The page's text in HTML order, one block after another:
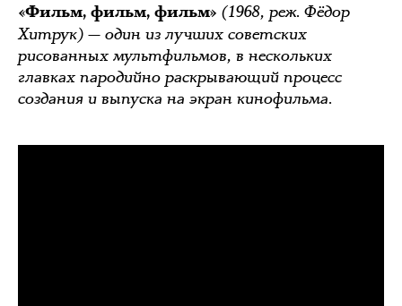
«Фильм, фильм, фильм» (1968, реж. Фёдор
Хитрук) — один из лучших советских
рисованных мультфильмов, в нескольких
главках пародийно раскрывающий процесс
создания и выпуска на экран кинофильма.